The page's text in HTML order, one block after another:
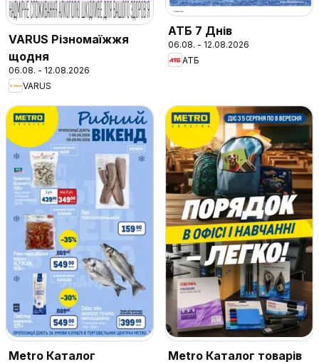
VARUS Різномаїжжя
щодня
06.08. - 12.08.2026
VARUS
АТБ 7 Днів
06.08. - 12.08.2026
АТБ
Metro Каталог
Metro Каталог товарів